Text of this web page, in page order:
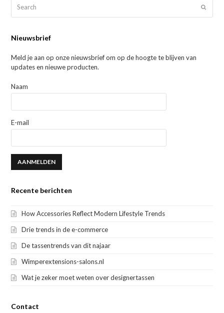
Nieuwsbrief
Meld je aan op onze nieuwsbrief om op de hoogte te blijven van
updates en nieuwe producten.
Naam
E-mail
Recente berichten
How Accessories Reflect Modern Lifestyle Trends
Drie trends in de e-commerce
De tassentrends van dit najaar
Wimperextensions-salons.nl
Wat je zeker moet weten over designertassen
Contact